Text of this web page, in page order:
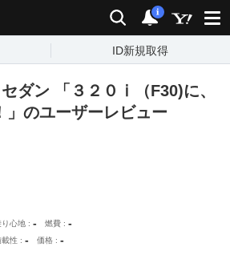
検索 通知
i
ID新規取得
ダン 「３２０ⅰ（F30)に、
」のユーザーレビュー
り心地 - 燃費 -
載性 - 価格 -